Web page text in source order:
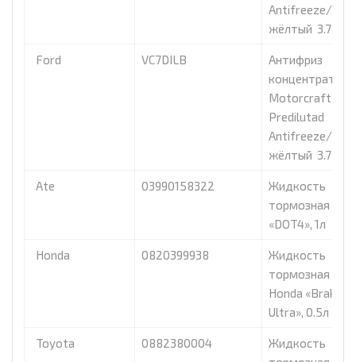
Antifreeze/
жёлтый 3.78 л
Ford VC7DILB
Антифриз
концентрат
Motorcraft
Predilutad
Antifreeze/
жёлтый 3.78 л
Ate 03990158322
Жидкость
тормозная ATE
«DOT4», 1л
Honda 0820399938
Жидкость
тормозная dot
Honda «Brake
Ultra», 0.5л
Toyota 0882380004
Жидкость